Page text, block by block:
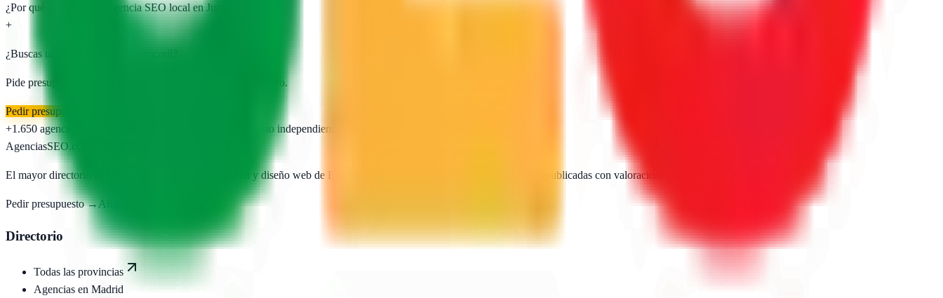
¿Por qué contratar una agencia SEO local en Juncaril?
+
¿Buscas una agencia SEO en
Pide presupuesto gratis a las agencias publicadas. Sin registro.
Pedir presupuesto gratis
+1.650 agencias publicadas Directorio independiente
AgenciasSEO.com
El mayor directorio de agencias SEO, marketing digital y diseño web de España. Encuentra, compara y contacta agencias publicadas con valoraciones reales de Google.
Pedir presupuesto →Añadir agencia
Directorio
Todas las provincias
Agencias en Madrid